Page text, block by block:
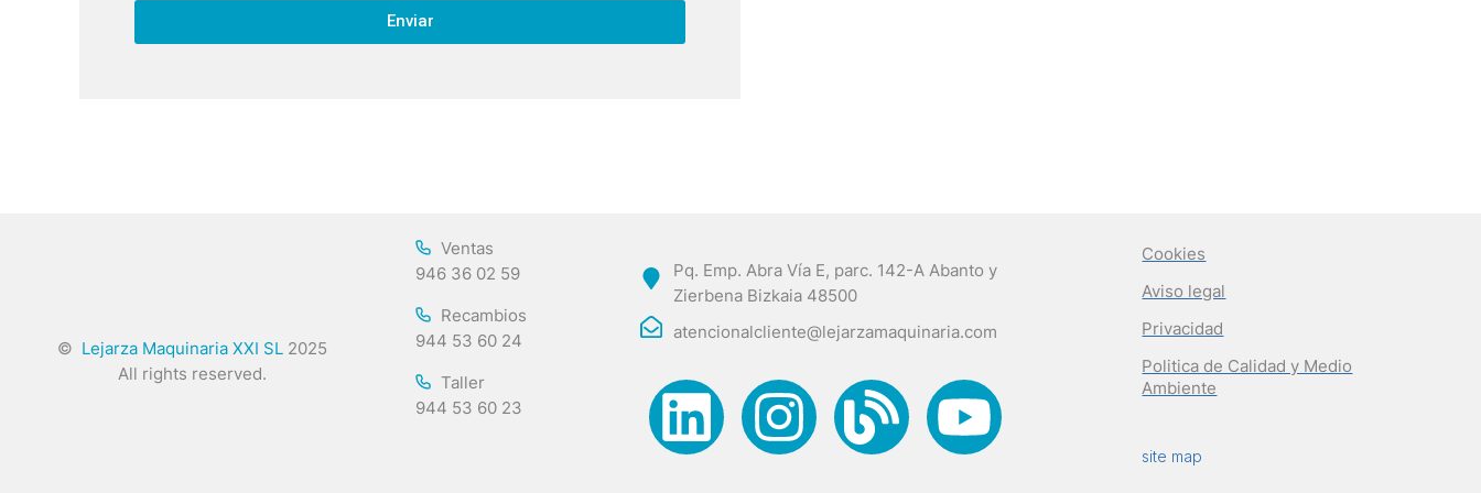
Enviar
© Lejarza Maquinaria XXI SL 2025
All rights reserved.
Ventas
946 36 02 59
Recambios
944 53 60 24
Taller
944 53 60 23
Pq. Emp. Abra Vía E, parc. 142-A Abanto y
Zierbena Bizkaia 48500
atencionalcliente@lejarzamaquinaria.com
Cookies
Aviso legal
Privacidad
Politica de Calidad y Medio
Ambiente
site map